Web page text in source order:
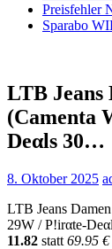
Preisfehler
Sparabo
LTB Jeans
(Camenta
Dеαls 30…
8. Oktober 2025
LTB Jeans
29W / P!irαtе-
11.82 statt 69.95 €